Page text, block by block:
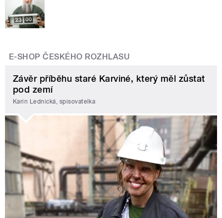
E-SHOP ČESKÉHO ROZHLASU
Závěr příběhu staré Karviné, který měl zůstat
pod zemí
Karin Lednická, spisovatelka